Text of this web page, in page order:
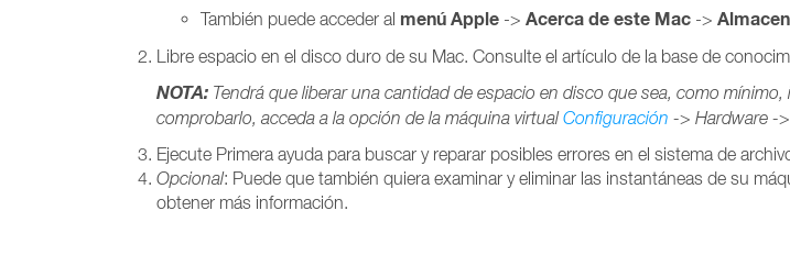
También puede acceder al menú Apple -> Acerca de este Mac ->
Libre espacio en el disco duro de su Mac. Consulte el artículo de la base de
NOTA: Tendrá que liberar una cantidad de espacio en disco que sea, como
comprobarlo, acceda a la opción de la máquina virtualConfiguración -> Hardware -
Ejecute Primera ayuda para buscar y reparar posibles errores en el sistema de
Opcional: Puede que también quiera examinar y eliminar las instantáneas de su
obtener más información.